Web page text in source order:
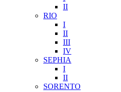
II
RIO
I
II
III
IV
SEPHIA
I
II
SORENTO